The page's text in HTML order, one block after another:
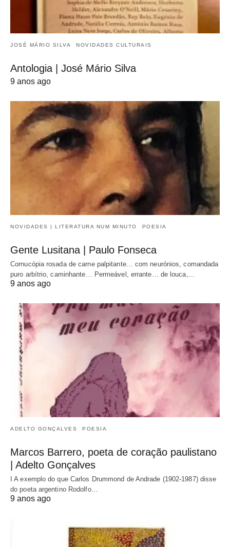
JOSÉ MÁRIO SILVA NOVIDADES CULTURAIS
Antologia | José Mário Silva
9 anos ago
NOVIDADES | LITERATURA NUM MINUTO POESIA
Gente Lusitana | Paulo Fonseca
Cornucópia rosada de carne palpitante… com neurónios, comandada
puro arbítrio, caminhante… Permeável, errante… de louca,…
9 anos ago
ADELTO GONÇALVES POESIA
Marcos Barrero, poeta de coração paulistano
| Adelto Gonçalves
I A exemplo do que Carlos Drummond de Andrade (1902-1987) disse
do poeta argentino Rodolfo…
9 anos ago